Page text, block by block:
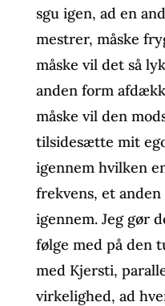
sgu igen, ad en
mestrer, måske
måske vil det så
anden form
måske vil den
tilsidesætte mit
igennem hvilken
frekvens, et
igennem. Jeg gør
følge med på den
med Kjersti,
virkelighed, ad